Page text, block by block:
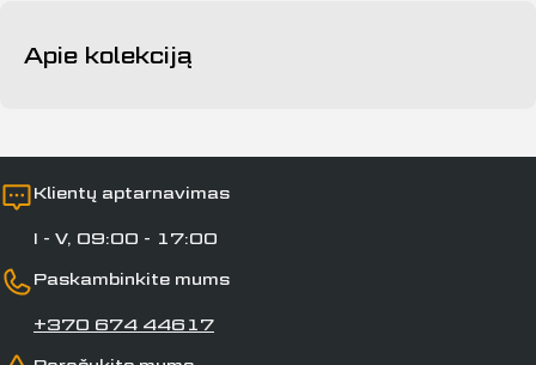
Apie kolekciją
Klientų aptarnavimas
I - V, 09:00 - 17:00
Paskambinkite mums
+370 674 44617